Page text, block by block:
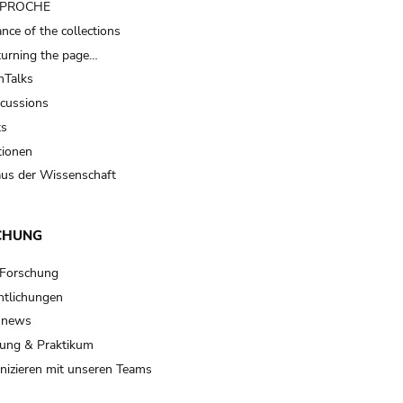
of the collections
the page…
der Wissenschaft
& Praktikum
mit unseren Teams